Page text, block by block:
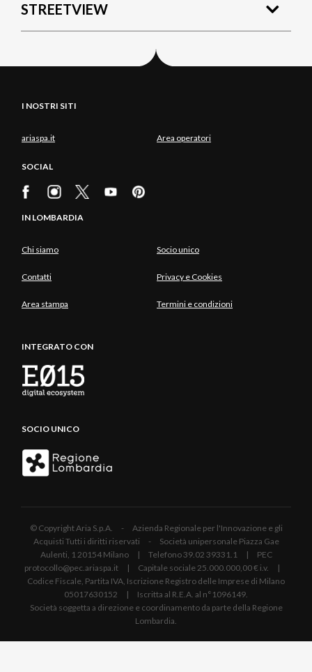
STREETVIEW
I NOSTRI SITI
ariaspa.it Area operatori
SOCIAL
IN LOMBARDIA
Chi siamo Socio unico
Contatti Privacy e Cookies
Area stampa Termini e condizioni
INTEGRATO CON
SOCIO UNICO
© Copyright Aria S.p.A. - Azienda Regionale per l'Innovazione e gli
Acquisti Tutti i diritti riservati - Società unipersonale Piazza Gae
Aulenti, 1 20154 Milano | Telefono 39.02 39331.1 | PEC
protocollo@pec.ariaspa.it | Capitale sociale 25.000.000,00 € i.v. |
Codice Fiscale, Partita IVA, Iscrizione Registro delle Imprese di Milano
05017630152 | Iscritta al R.E.A. al n°1096149.
Società soggetta a direzione e coordinamento da parte della Regione
Lombardia.